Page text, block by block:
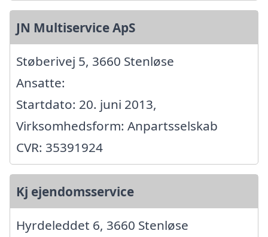
JN Multiservice ApS
Støberivej 5, 3660 Stenløse
Ansatte:
Startdato: 20. juni 2013,
Virksomhedsform: Anpartsselskab
CVR: 35391924
Kj ejendomsservice
Hyrdeleddet 6, 3660 Stenløse